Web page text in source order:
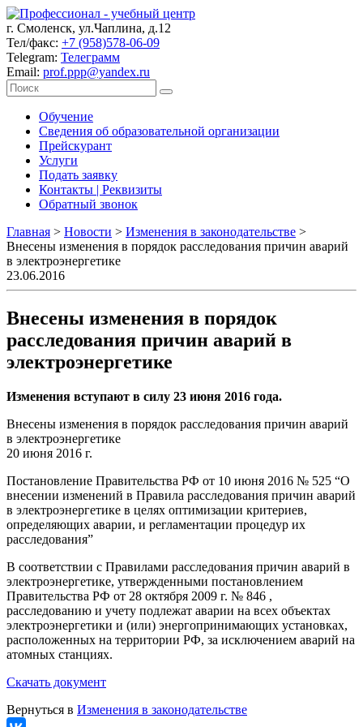
г. Смоленск, ул.Чаплина, д.12
Тел/факс: +7 (958)578-06-09
Telegram: Телеграмм
Email: prof.ppp@yandex.ru
Обучение
Сведения об образовательной организации
Прейскурант
Услуги
Подать заявку
Контакты | Реквизиты
Обратный звонок
Главная > Новости > Изменения в законодательстве >
Внесены изменения в порядок расследования причин аварий
в электроэнергетике
23.06.2016
Внесены изменения в порядок
расследования причин аварий в
электроэнергетике
Изменения вступают в силу 23 июня 2016 года.
Внесены изменения в порядок расследования причин аварий
в электроэнергетике
20 июня 2016 г.
Постановление Правительства РФ от 10 июня 2016 № 525 “О
внесении изменений в Правила расследования причин аварий
в электроэнергетике в целях оптимизации критериев,
определяющих аварии, и регламентации процедур их
расследования”
В соответствии с Правилами расследования причин аварий в
электроэнергетике, утвержденными постановлением
Правительства РФ от 28 октября 2009 г. № 846 ,
расследованию и учету подлежат аварии на всех объектах
электроэнергетики и (или) энергопринимающих установках,
расположенных на территории РФ, за исключением аварий на
атомных станциях.
Скачать документ
Вернуться в Изменения в законодательстве